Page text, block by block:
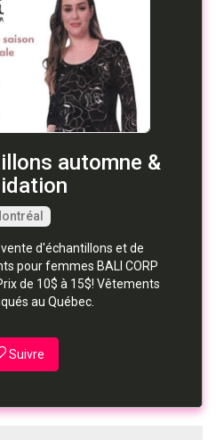
automne &
d'échantillons et de
pour femmes BALI CORP
de 10$ à 15$! Vêtements
au Québec.
Suivre